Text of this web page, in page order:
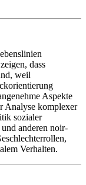
dass
weil
Aspekte
Analyse komplexer
sozialer
anderen noir-
Verhalten.